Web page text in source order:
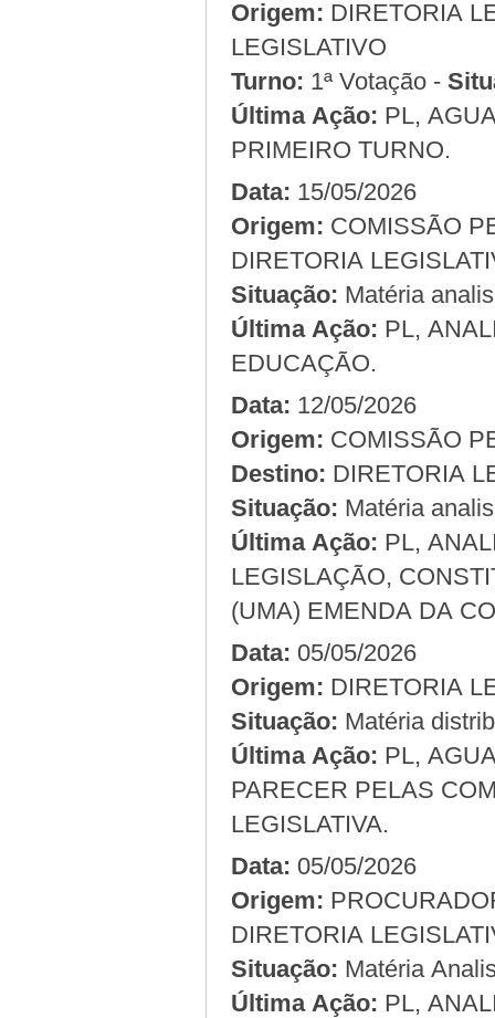
Origem:
LEGISLATIVO
Turno:
1ª Votação -
Última Ação: PL,
PRIMEIRO TURNO.
Data: 15/05/2026
Origem:
DIRETORIA
Situação: Matéria
Última Ação: PL,
EDUCAÇÃO.
Data: 12/05/2026
Origem:
Destino: DIRETORIA
Situação: Matéria
Última Ação: PL,
LEGISLAÇÃO,
(UMA) EMENDA DA
Data: 05/05/2026
Origem:
Situação: Matéria
Última Ação: PL,
PARECER PELAS
LEGISLATIVA.
Data: 05/05/2026
Origem:
DIRETORIA
Situação: Matéria
Última Ação: PL,